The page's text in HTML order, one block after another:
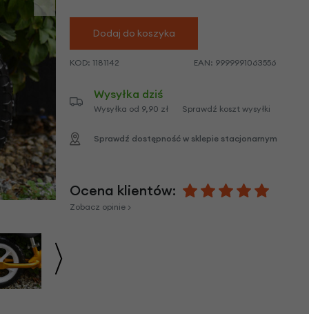
Dodaj do koszyka
KOD: 1181142 EAN: 9999991063556
Wysyłka dziś
Wysyłka od 9,90 zł Sprawdź koszt wysyłki
Sprawdź dostępność w sklepie stacjonarnym
Ocena klientów:
Zobacz opinie >